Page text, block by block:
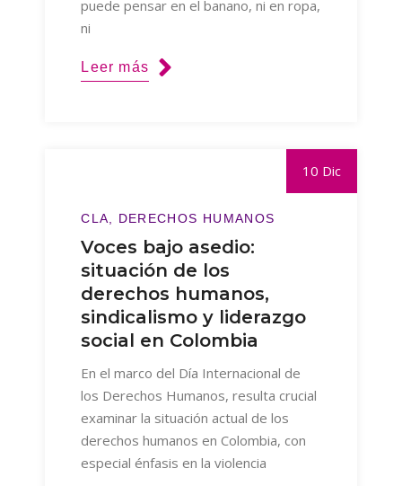
puede pensar en el banano, ni en ropa,
ni
Leer más
10 Dic
CLA DERECHOS HUMANOS
Voces bajo asedio:
situación de los
derechos humanos,
sindicalismo y liderazgo
social en Colombia
En el marco del Día Internacional de
los Derechos Humanos, resulta crucial
examinar la situación actual de los
derechos humanos en Colombia, con
especial énfasis en la violencia